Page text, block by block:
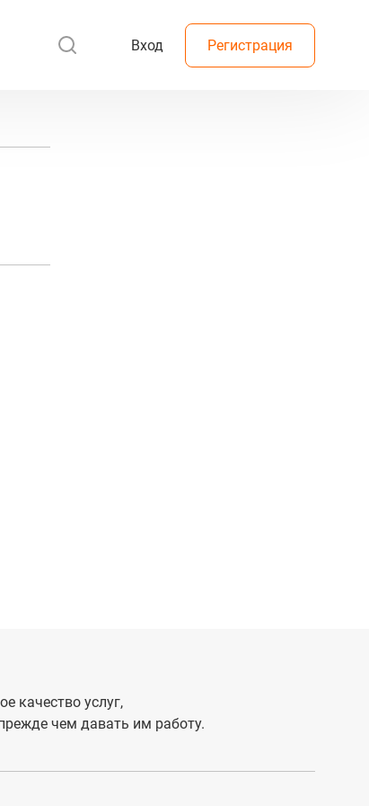
Вход Регистрация
качество услуг,
чем давать им работу.